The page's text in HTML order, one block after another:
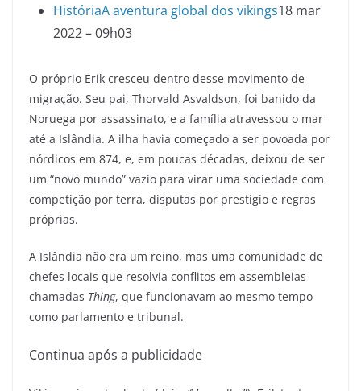
HistóriaA aventura global dos vikings18 mar
2022 – 09h03
O próprio Erik cresceu dentro desse movimento de
migração. Seu pai, Thorvald Asvaldson, foi banido da
Noruega por assassinato, e a família atravessou o mar
até a Islândia. A ilha havia começado a ser povoada por
nórdicos em 874, e, em poucas décadas, deixou de ser
um “novo mundo” vazio para virar uma sociedade com
competição por terra, disputas por prestígio e regras
próprias.
A Islândia não era um reino, mas uma comunidade de
chefes locais que resolvia conflitos em assembleias
chamadas Thing, que funcionavam ao mesmo tempo
como parlamento e tribunal.
Continua após a publicidade